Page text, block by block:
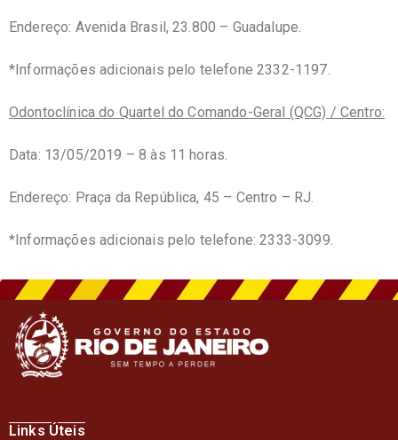
Endereço: Avenida Brasil, 23.800 – Guadalupe.
*Informações adicionais pelo telefone 2332-1197.
Odontoclínica do Quartel do Comando-Geral (QCG) / Centro:
Data: 13/05/2019 – 8 às 11 horas.
Endereço: Praça da República, 45 – Centro – RJ.
*Informações adicionais pelo telefone: 2333-3099.
Links Úteis